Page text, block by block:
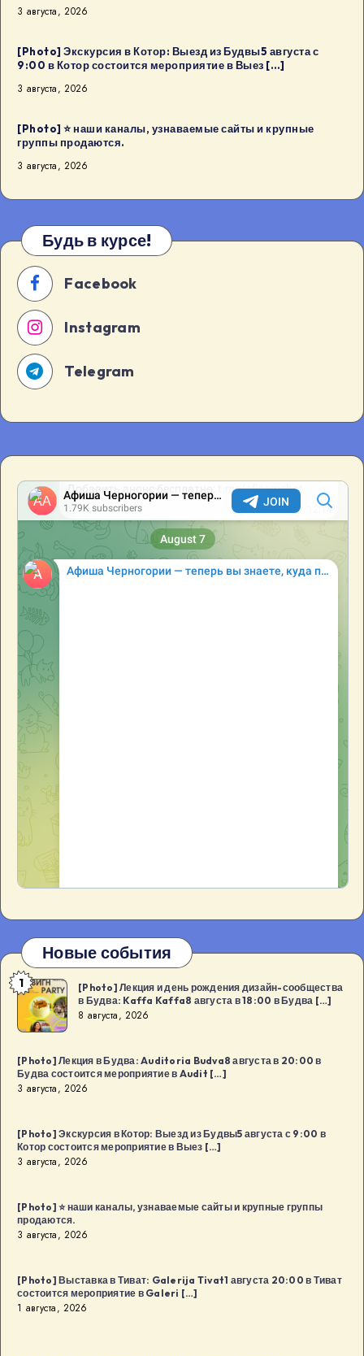
в
Kaffa
августа
18:00
в
[…]
3 августа, 2026
[Photo] Экскурсия в Котор: Выезд из Будвы5 августа с
9:00 в Котор состоится мероприятие в Выез […]
3 августа, 2026
[Photo] ⭐️ наши каналы, узнаваемые сайты и крупные
группы продаются.
3 августа, 2026
Будь в курсе!
Facebook
Instagram
Telegram
Новые события
[Photo]
Лекция
и
рождения
дизайн-
в
Будва:
Kaffa
августа
в
в
Будва
[…]
1
[Photo] Лекция и день рождения дизайн-сообщества
в Будва: Kaffa Kaffa8 августа в 18:00 в Будва […]
8 августа, 2026
[Photo] Лекция в Будва: Auditoria Budva8 августа в 20:00 в
Будва состоится мероприятие в Audit […]
3 августа, 2026
[Photo] Экскурсия в Котор: Выезд из Будвы5 августа с 9:00 в
Котор состоится мероприятие в Выез […]
3 августа, 2026
[Photo] ⭐️ наши каналы, узнаваемые сайты и крупные группы
продаются.
3 августа, 2026
[Photo] Выставка в Тиват: Galerija Tivat1 августа 20:00 в Тиват
состоится мероприятие в Galeri […]
1 августа, 2026